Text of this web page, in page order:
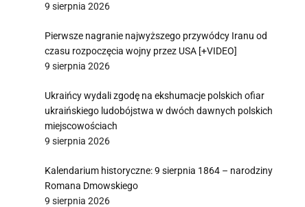
9 sierpnia 2026
Pierwsze nagranie najwyższego przywódcy Iranu od
czasu rozpoczęcia wojny przez USA [+VIDEO]
9 sierpnia 2026
Ukraińcy wydali zgodę na ekshumacje polskich ofiar
ukraińskiego ludobójstwa w dwóch dawnych polskich
miejscowościach
9 sierpnia 2026
Kalendarium historyczne: 9 sierpnia 1864 – narodziny
Romana Dmowskiego
9 sierpnia 2026